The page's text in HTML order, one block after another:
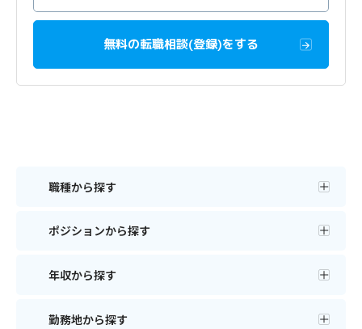
無料の転職相談(登録)をする
職種から探す
ポジションから探す
年収から探す
勤務地から探す